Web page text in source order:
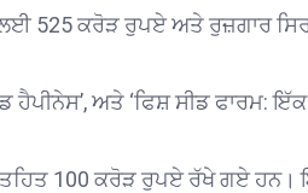
ਲਈ 525 ਕਰੋੜ ਰੁਪਏ ਅਤੇ ਰੁਜ਼ਗਾਰ
ਅਤੇ ‘ਫਿਸ਼ ਸੀਡ ਫਾਰਮ: ਇੱਕ
100 ਕਰੋੜ ਰੁਪਏ ਰੱਖੇ ਗਏ ਹਨ।